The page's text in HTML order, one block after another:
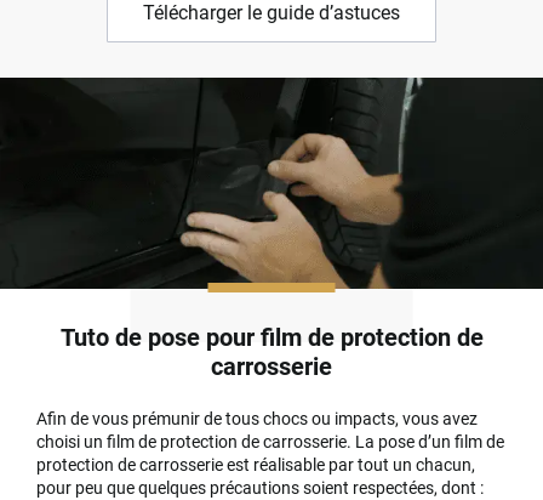
Télécharger le guide d’astuces
Tuto de pose pour film de protection de
carrosserie
Afin de vous prémunir de tous chocs ou impacts, vous avez
choisi un film de protection de carrosserie. La pose d’un film de
protection de carrosserie est réalisable par tout un chacun,
pour peu que quelques précautions soient respectées, dont :